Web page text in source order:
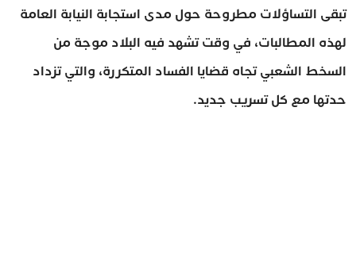
تبقى التساؤلات مطروحة حول مدى استجابة النيابة العامة
لهذه المطالبات، في وقت تشهد فيه البلاد موجة من
السخط الشعبي تجاه قضايا الفساد المتكررة، والتي تزداد
حدتها مع كل تسريب جديد.